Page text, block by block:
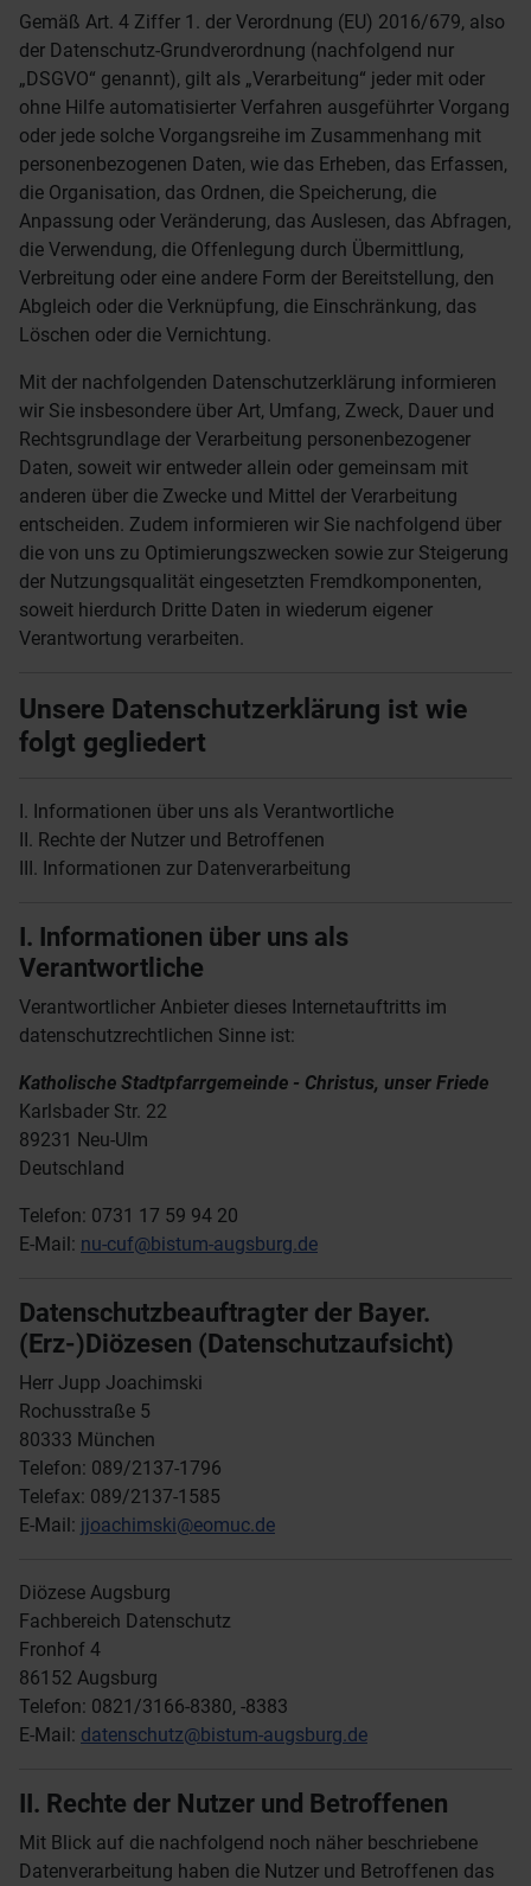
Gemäß Art. 4 Ziffer 1. der Verordnung (EU) 2016/679, also
der Datenschutz-Grundverordnung (nachfolgend nur
„DSGVO“ genannt), gilt als „Verarbeitung“ jeder mit oder
ohne Hilfe automatisierter Verfahren ausgeführter Vorgang
oder jede solche Vorgangsreihe im Zusammenhang mit
personenbezogenen Daten, wie das Erheben, das Erfassen,
die Organisation, das Ordnen, die Speicherung, die
Anpassung oder Veränderung, das Auslesen, das Abfragen,
die Verwendung, die Offenlegung durch Übermittlung,
Verbreitung oder eine andere Form der Bereitstellung, den
Abgleich oder die Verknüpfung, die Einschränkung, das
Löschen oder die Vernichtung.
Mit der nachfolgenden Datenschutzerklärung informieren
wir Sie insbesondere über Art, Umfang, Zweck, Dauer und
Rechtsgrundlage der Verarbeitung personenbezogener
Daten, soweit wir entweder allein oder gemeinsam mit
anderen über die Zwecke und Mittel der Verarbeitung
entscheiden. Zudem informieren wir Sie nachfolgend über
die von uns zu Optimierungszwecken sowie zur Steigerung
der Nutzungsqualität eingesetzten Fremdkomponenten,
soweit hierdurch Dritte Daten in wiederum eigener
Verantwortung verarbeiten.
Unsere Datenschutzerklärung ist wie
folgt gegliedert
I. Informationen über uns als Verantwortliche
II. Rechte der Nutzer und Betroffenen
III. Informationen zur Datenverarbeitung
I. Informationen über uns als
Verantwortliche
Verantwortlicher Anbieter dieses Internetauftritts im
datenschutzrechtlichen Sinne ist:
Katholische Stadtpfarrgemeinde - Christus, unser Friede
Karlsbader Str. 22
89231 Neu-Ulm
Deutschland
Telefon: 0731 17 59 94 20
E-Mail: nu-cuf@bistum-augsburg.de
Datenschutzbeauftragter der Bayer.
(Erz-)Diözesen (Datenschutzaufsicht)
Herr Jupp Joachimski
Rochusstraße 5
80333 München
Telefon: 089/2137-1796
Telefax: 089/2137-1585
E-Mail: jjoachimski@eomuc.de
Diözese Augsburg
Fachbereich Datenschutz
Fronhof 4
86152 Augsburg
Telefon: 0821/3166-8380, -8383
E-Mail: datenschutz@bistum-augsburg.de
II. Rechte der Nutzer und Betroffenen
Mit Blick auf die nachfolgend noch näher beschriebene
Datenverarbeitung haben die Nutzer und Betroffenen das